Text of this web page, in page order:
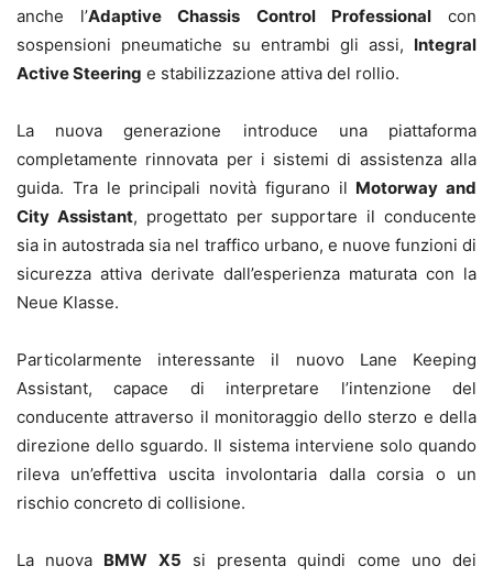
anche l’Adaptive Chassis Control Professionalcon
sospensioni pneumatiche su entrambi gli assi, Integral
Active Steering e stabilizzazione attiva del rollio.
La nuova generazione introduce una piattaforma
completamente rinnovata per i sistemi di assistenza alla
guida. Tra le principali novità figurano il Motorway and
City Assistant, progettato per supportare il conducente
sia in autostrada sia nel traffico urbano, e nuove funzioni di
sicurezza attiva derivate dall’esperienza maturata con la
Neue Klasse.
Particolarmente interessante il nuovo Lane Keeping
Assistant, capace di interpretare l’intenzione del
conducente attraverso il monitoraggio dello sterzo e della
direzione dello sguardo. Il sistema interviene solo quando
rileva un’effettiva uscita involontaria dalla corsia o un
rischio concreto di collisione.
La nuova BMW X5 si presenta quindi come uno dei